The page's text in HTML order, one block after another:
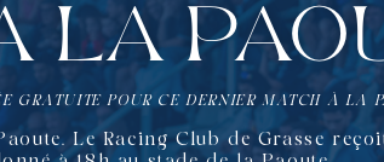
La
GRATUITE POUR CE DERNIER MATCH À LA
Le Racing Club de Grasse